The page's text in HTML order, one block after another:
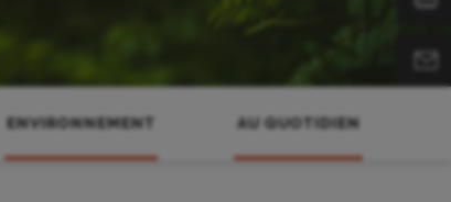
ENVIRONNEMENT AU QUOTIDIEN